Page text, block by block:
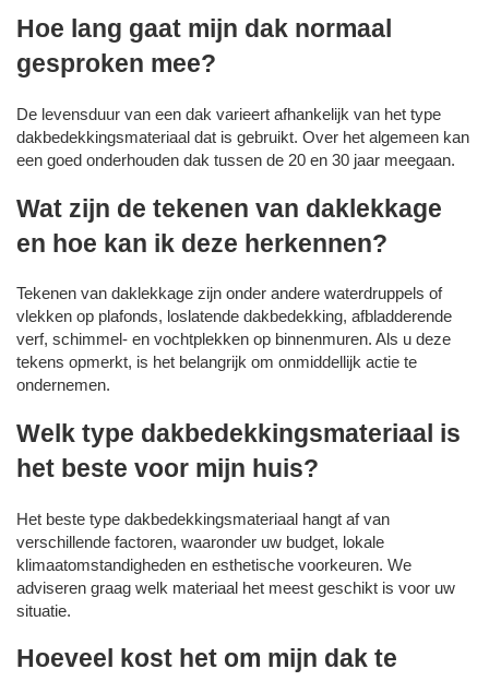
Hoe lang gaat mijn dak normaal
gesproken mee?
De levensduur van een dak varieert afhankelijk van het type
dakbedekkingsmateriaal dat is gebruikt. Over het algemeen kan
een goed onderhouden dak tussen de 20 en 30 jaar meegaan.
Wat zijn de tekenen van daklekkage
en hoe kan ik deze herkennen?
Tekenen van daklekkage zijn onder andere waterdruppels of
vlekken op plafonds, loslatende dakbedekking, afbladderende
verf, schimmel- en vochtplekken op binnenmuren. Als u deze
tekens opmerkt, is het belangrijk om onmiddellijk actie te
ondernemen.
Welk type dakbedekkingsmateriaal is
het beste voor mijn huis?
Het beste type dakbedekkingsmateriaal hangt af van
verschillende factoren, waaronder uw budget, lokale
klimaatomstandigheden en esthetische voorkeuren. We
adviseren graag welk materiaal het meest geschikt is voor uw
situatie.
Hoeveel kost het om mijn dak te